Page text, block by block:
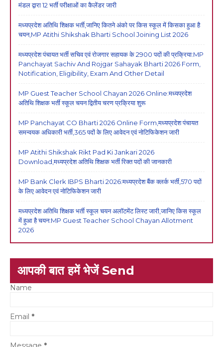
मंडल द्वारा 12 भर्ती परीक्षाओं का कैलेंडर जारी
मध्यप्रदेश अतिथि शिक्षक भर्ती,जानिए कितने अंको पर किस स्कूल में किसका हुआ है
चयन,MP Atithi Shikshak Bharti School Joining List 2026
मध्यप्रदेश पंचायत भर्ती सचिव एवं रोजगार सहायक के 2900 पदों की प्रक्रिया:MP
Panchayat Sachiv And Rojgar Sahayak Bharti 2026 Form,
Notification, Eligibility, Exam And Other Detail
MP Guest Teacher School Chayan 2026 Online:मध्यप्रदेश
अतिथि शिक्षक भर्ती स्कूल चयन द्वितीय चरण प्रक्रिया शुरू
MP Panchayat CO Bharti 2026 Online Form,मध्यप्रदेश पंचायत
समन्वयक अधिकारी भर्ती,365 पदों के लिए आवेदन एवं नोटिफिकेशन जारी
MP Atithi Shikshak Rikt Pad Ki Jankari 2026
Download,मध्यप्रदेश अतिथि शिक्षक भर्ती रिक्त पदों की जानकारी
MP Bank Clerk IBPS Bharti 2026:मध्यप्रदेश बैंक क्लर्क भर्ती,570 पदों
के लिए आवेदन एवं नोटिफिकेशन जारी
मध्यप्रदेश अतिथि शिक्षक भर्ती स्कूल चयन अलॉटमेंट लिस्ट जारी,जानिए किस स्कूल
में हुआ है चयन:MP Guest Teacher School Chayan Allotment
2026
आपकी बात हमें भेजें Send
Name
Email *